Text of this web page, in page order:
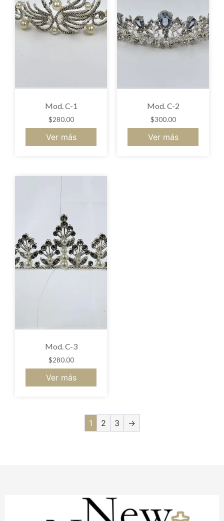
Mod. C-1
$280.00
Ver más
Mod. C-2
$300.00
Ver más
Mod. C-3
$280.00
Ver más
1 2 3 →